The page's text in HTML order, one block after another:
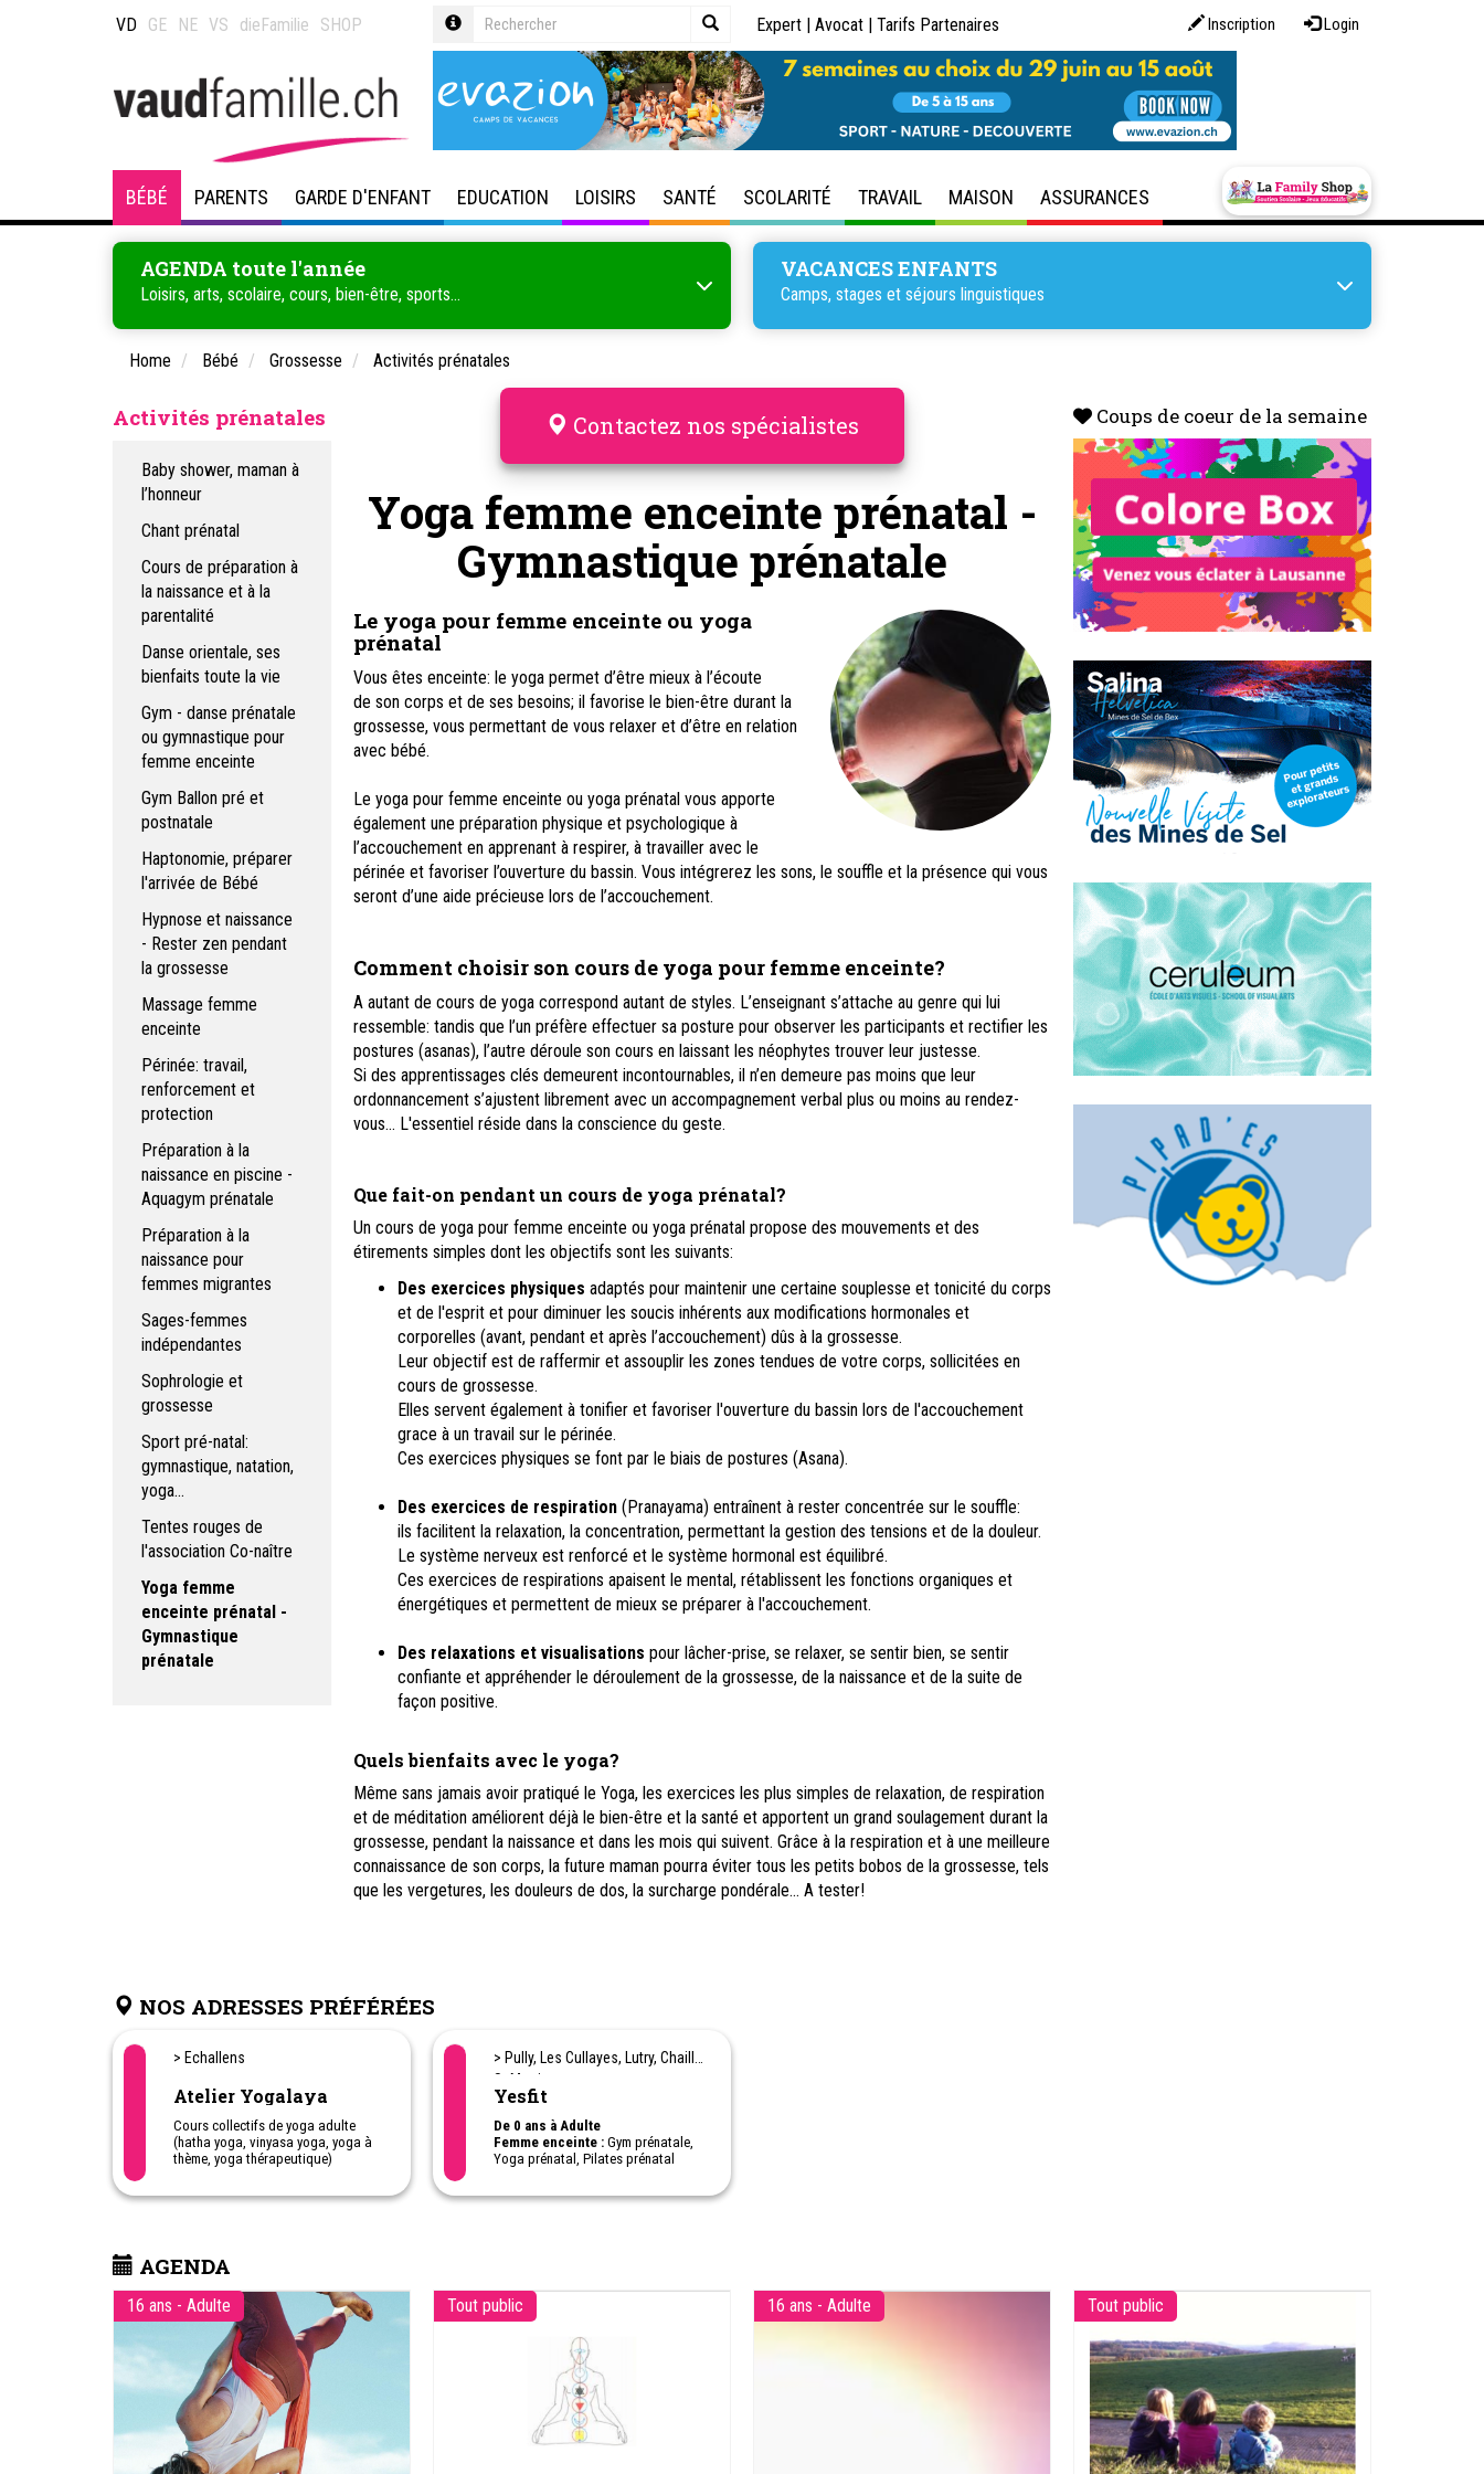
VD GE NE VS dieFamilie SHOP Inscription Login
Expert | Avocat | Tarifs Partenaires
BÉBÉ PARENTS GARDE D'ENFANT EDUCATION LOISIRS SANTÉ SCOLARITÉ TRAVAIL MAISON ASSURANCES
AGENDA toute l'année
Loisirs, arts, scolaire, cours, bien-être, sports...
VACANCES ENFANTS
Camps, stages et séjours linguistiques
Home Bébé Grossesse Activités prénatales
Activités prénatales
Baby shower, maman à
l’honneur
Chant prénatal
Cours de préparation à
la naissance et à la
parentalité
Danse orientale, ses
bienfaits toute la vie
Gym - danse prénatale
ou gymnastique pour
femme enceinte
Gym Ballon pré et
postnatale
Haptonomie, préparer
l'arrivée de Bébé
Hypnose et naissance
- Rester zen pendant
la grossesse
Massage femme
enceinte
Périnée: travail,
renforcement et
protection
Préparation à la
naissance en piscine -
Aquagym prénatale
Préparation à la
naissance pour
femmes migrantes
Sages-femmes
indépendantes
Sophrologie et
grossesse
Sport pré-natal:
gymnastique, natation,
yoga...
Tentes rouges de
l'association Co-naître
Yoga femme
enceinte prénatal -
Gymnastique
prénatale
Contactez nos spécialistes
Yoga femme enceinte prénatal -
Gymnastique prénatale
Le yoga pour femme enceinte ou yoga
prénatal
Vous êtes enceinte: le yoga permet d’être mieux à l’écoute
de son corps et de ses besoins; il favorise le bien-être durant la
grossesse, vous permettant de vous relaxer et d’être en relation
avec bébé.
Le yoga pour femme enceinte ou yoga prénatal vous apporte
également une préparation physique et psychologique à
l’accouchement en apprenant à respirer, à travailler avec le
périnée et favoriser l’ouverture du bassin. Vous intégrerez les sons, le souffle et la présence qui vous
seront d’une aide précieuse lors de l’accouchement.
Comment choisir son cours de yoga pour femme enceinte?
A autant de cours de yoga correspond autant de styles. L’enseignant s’attache au genre qui lui
ressemble: tandis que l’un préfère effectuer sa posture pour observer les participants et rectifier les
postures (asanas), l’autre déroule son cours en laissant les néophytes trouver leur justesse.
Si des apprentissages clés demeurent incontournables, il n’en demeure pas moins que leur
ordonnancement s’ajustent librement avec un accompagnement verbal plus ou moins au rendez-
vous... L'essentiel réside dans la conscience du geste.
Que fait-on pendant un cours de yoga prénatal?
Un cours de yoga pour femme enceinte ou yoga prénatal propose des mouvements et des
étirements simples dont les objectifs sont les suivants:
Des exercices physiques adaptés pour maintenir une certaine souplesse et tonicité du corps
et de l'esprit et pour diminuer les soucis inhérents aux modifications hormonales et
corporelles (avant, pendant et après l’accouchement) dûs à la grossesse.
Leur objectif est de raffermir et assouplir les zones tendues de votre corps, sollicitées en
cours de grossesse.
Elles servent également à tonifier et favoriser l'ouverture du bassin lors de l'accouchement
grace à un travail sur le périnée.
Ces exercices physiques se font par le biais de postures (Asana).
Des exercices de respiration(Pranayama) entraînent à rester concentrée sur le souffle:
ils facilitent la relaxation, la concentration, permettant la gestion des tensions et de la douleur.
Le système nerveux est renforcé et le système hormonal est équilibré.
Ces exercices de respirations apaisent le mental, rétablissent les fonctions organiques et
énergétiques et permettent de mieux se préparer à l'accouchement.
Des relaxations et visualisations pour lâcher-prise, se relaxer, se sentir bien, se sentir
confiante et appréhender le déroulement de la grossesse, de la naissance et de la suite de
façon positive.
Quels bienfaits avec le yoga?
Même sans jamais avoir pratiqué le Yoga, les exercices les plus simples de relaxation, de respiration
et de méditation améliorent déjà le bien-être et la santé et apportent un grand soulagement durant la
grossesse, pendant la naissance et dans les mois qui suivent. Grâce à la respiration et à une meilleure
connaissance de son corps, la future maman pourra éviter tous les petits bobos de la grossesse, tels
que les vergetures, les douleurs de dos, la surcharge pondérale... A tester!
Coups de coeur de la semaine
NOS ADRESSES PRÉFÉRÉES
> Echallens
Atelier Yogalaya
Cours collectifs de yoga adulte
(hatha yoga, vinyasa yoga, yoga à
thème, yoga thérapeutique)
postnatal sur demande
Cours d'AcroYoga
> Pully, Les Cullayes, Lutry, Chailly,
St Martin
Yesfit
De 0 ans à Adulte
Femme enceinte : Gym prénatale,
Yoga prénatal, Pilates prénatal
Bodysculpt, Fascias posture &
mouvements, Gym douce équilibre
senior
Plusieurs lieux de salles :
(la principale) - Lausanne, St Martin
- Chailly - Lutry et les Cullayes
(proche Oron-la-ville)
Remise en forme & mouvement,
AGENDA
16 ans - Adulte Tout public 16 ans - Adulte Tout public